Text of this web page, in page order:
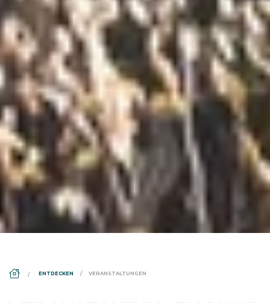
DS_BREADCRUMB.HOME
ENTDECKEN VERANSTALTUNGEN